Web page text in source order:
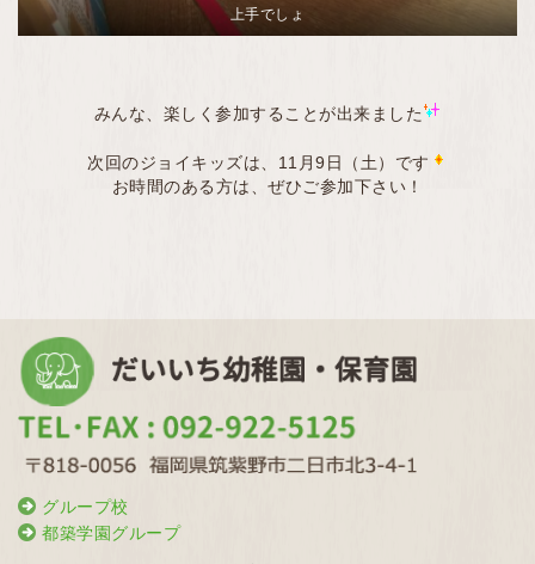
上手でしょ
みんな、楽しく参加することが出来ました
次回のジョイキッズは、11月9日（土）です
お時間のある方は、ぜひご参加下さい！
グループ校
都築学園グループ